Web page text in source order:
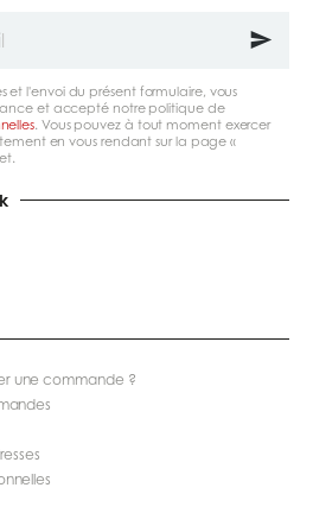
et l'envoi du présent formulaire, vous
et accepté notre politique de
. Vous pouvez à tout moment exercer
en vous rendant sur la page «
une commande ?